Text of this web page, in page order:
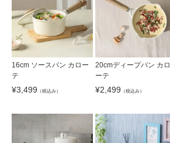
16cm ソースパン カロー
テ
¥3,499 （税込み）
20cmディープパン カロ
ーテ
¥2,499 （税込み）